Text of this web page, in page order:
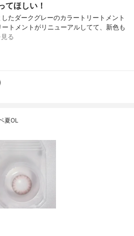
てほしい！
たダークグレーのカラートリートメント
トメントがリニューアルしてて、新色も
る
夏OL